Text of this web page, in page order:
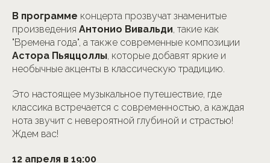
В программе концерта прозвучат знаменитые
произведения Антонио Вивальди, такие как
"Времена года", а также современные композиции
Астора Пьяццоллы, которые добавят яркие и
необычные акценты в классическую традицию.
Это настоящее музыкальное путешествие, где
классика встречается с современностью, а каждая
нота звучит с невероятной глубиной и страстью!
Ждем вас!
12 апреля в 19:00